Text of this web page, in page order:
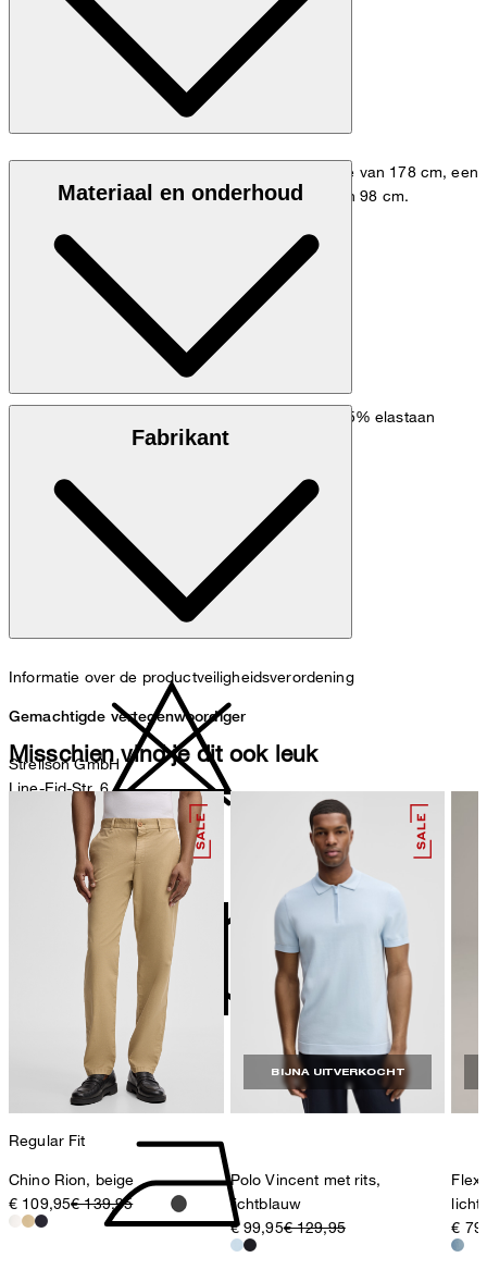
Het model draagt maat 48 bij een lichaamslengte van 178 cm, een
tailleomvang van 84 cm en een heupomvang van 98 cm.
Maattabel
Materiaal en onderhoud
Elastisch materiaal van 95% biologisch katoen, 5% elastaan
niet bleken
niet in de droogtrommel
Fabrikant
Informatie over de productveiligheidsverordening
Gemachtigde vertegenwoordiger
Strellson GmbH
Line-Eid-Str. 6
78467 Konstanz
Duitsland
contact@strellson.com
Strellson AG
Sonnenwiesenstrasse 21
8280 Kreuzlingen
Zwitserland
Misschien vind je dit ook leuk
Regular Fit
Chino Rion, beige
€ 109,95€ 139,95
BIJNA UITVERKOCHT
Polo Vincent met rits,
lichtblauw
€ 99,95€ 129,95
Flex
€